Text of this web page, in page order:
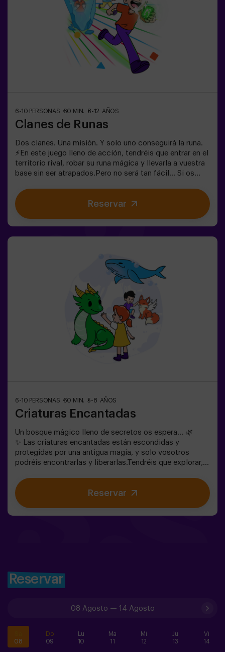
colaborar, pensar rápido y moverse aún más rápido para
superar todos los retos. ¡Verán su progreso en tiempo
real en pantalla y celebrarán cada victoria como un
verdadero logro! 🏆Diversión
activa, segura y original para fiestas infantiles, salidas
en familia o simplemente para liberar energía de la
forma más divertida.✅ Ideal para niños | familias |
fiestas infantilesImportante: los niños deben ir
6-10 PERSONAS 60 MIN. 8-12 AÑOS
Clanes de Runas
Dos clanes. Una misión. Y solo uno conseguirá la runa.
⚡En este juego lleno de acción, tendréis que entrar en el
territorio rival, robar su runa mágica y llevarla a vuestra
base sin ser atrapados.Pero no será tan fácil… Si os
compañero os libere. ❄️La clave está en moverse rápido,
coordinarse y saber cuándo atacar o defender.Aquí no
solo se trata de correr, sino de jugar en equipo y tomar
Reservar
6-10 PERSONAS 60 MIN. 5-8 AÑOS
Criaturas Encantadas
Un bosque mágico lleno de secretos os espera… 🌿
✨ Las criaturas encantadas están escondidas y
protegidas por una antigua magia, y solo vosotros
podréis encontrarlas y liberarlas.Tendréis que explorar,
esconden y cómo romper los hechizos que las
mantienen atrapadas. Cada criatura es única y os
pondrá a prueba de una forma diferente.Aquí no se trata
Reservar
Reservar
08 Agosto — 14 Agosto
08
Do
09
Lu
10
Ma
11
Mi
12
Ju
13
Vi
14